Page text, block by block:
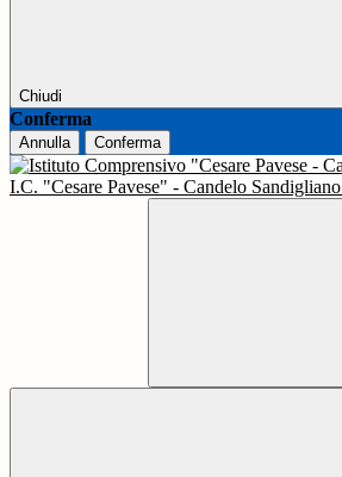
Chiudi
Conferma
Annulla Conferma
I.C. "Cesare Pavese" - Candelo Sandigliano